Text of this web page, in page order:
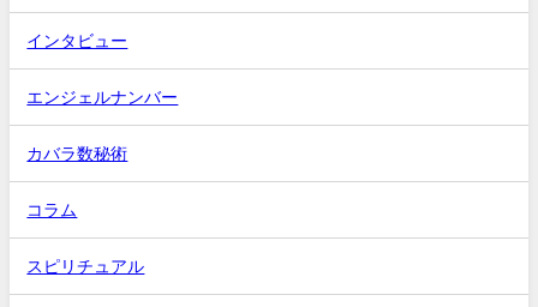
インタビュー
エンジェルナンバー
カバラ数秘術
コラム
スピリチュアル